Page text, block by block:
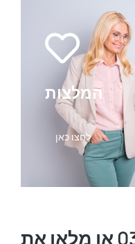
המלצות
לחצו כאן
או מלאו את